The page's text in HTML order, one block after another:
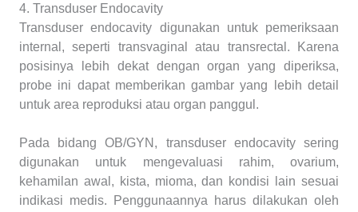
4. Transduser Endocavity
Transduser endocavity digunakan untuk pemeriksaan
internal, seperti transvaginal atau transrectal. Karena
posisinya lebih dekat dengan organ yang diperiksa,
probe ini dapat memberikan gambar yang lebih detail
untuk area reproduksi atau organ panggul.
Pada bidang OB/GYN, transduser endocavity sering
digunakan untuk mengevaluasi rahim, ovarium,
kehamilan awal, kista, mioma, dan kondisi lain sesuai
indikasi medis. Penggunaannya harus dilakukan oleh